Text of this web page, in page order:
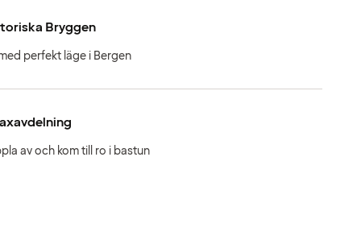
Bryggen
perfekt läge i Bergen
av och kom till ro i bastun